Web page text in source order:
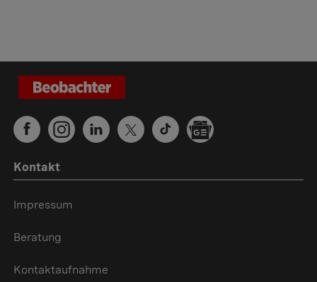
Kontakt
Impressum
Beratung
Kontaktaufnahme